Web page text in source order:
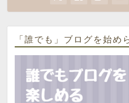
「誰でも」ブログを始め